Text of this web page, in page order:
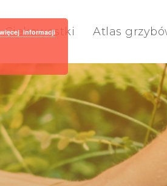
Ciekawostki Atlas
więcej informacji